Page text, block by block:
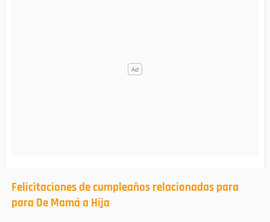
Felicitaciones de cumpleaños relacionadas para
para De Mamá a Hija